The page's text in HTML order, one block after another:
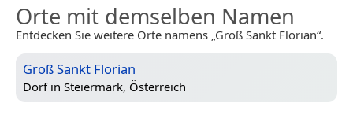
Orte mit demselben Namen
Entdecken Sie weitere Orte namens „Groß Sankt Florian“.
Groß Sankt Florian
Dorf in Steiermark, Österreich